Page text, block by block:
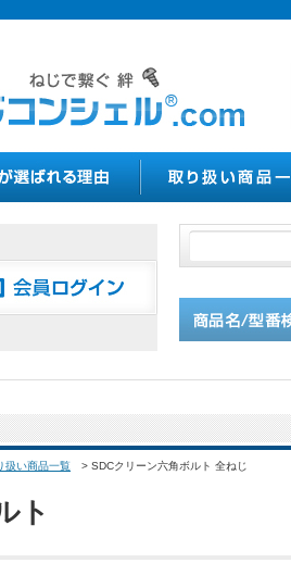
扱い商品一覧 > SDCクリーン六角ボルト 全ねじ
ト